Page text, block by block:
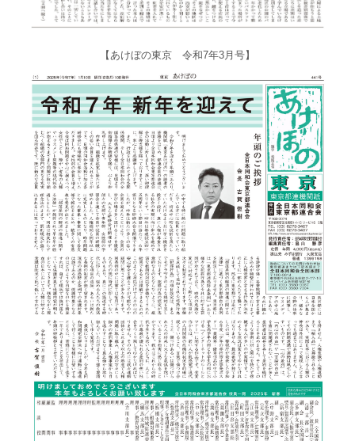
【あけぼの東京 令和7年3月号】